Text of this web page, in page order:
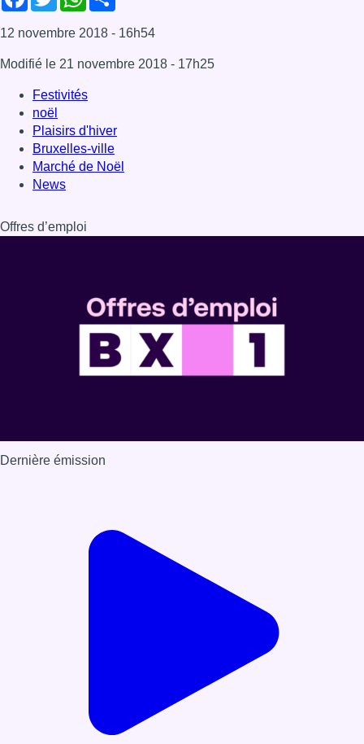
12 novembre 2018 - 16h54
Modifié le 21 novembre 2018 - 17h25
Festivités
noël
Plaisirs d'hiver
Bruxelles-ville
Marché de Noël
News
Offres d’emploi
Dernière émission